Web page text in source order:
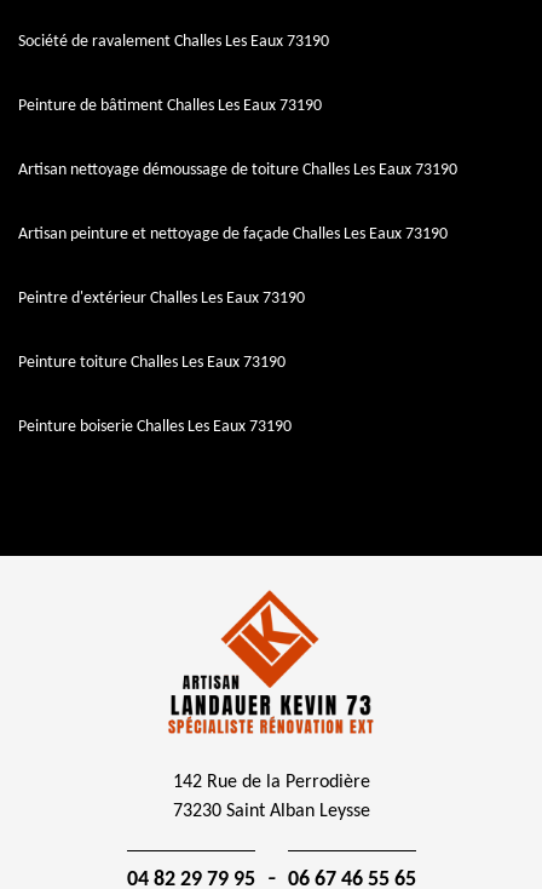
Société de ravalement Challes Les Eaux 73190
Peinture de bâtiment Challes Les Eaux 73190
Artisan nettoyage démoussage de toiture Challes Les Eaux 73190
Artisan peinture et nettoyage de façade Challes Les Eaux 73190
Peintre d'extérieur Challes Les Eaux 73190
Peinture toiture Challes Les Eaux 73190
Peinture boiserie Challes Les Eaux 73190
142 Rue de la Perrodière
73230 Saint Alban Leysse
04 82 29 79 95 - 06 67 46 55 65